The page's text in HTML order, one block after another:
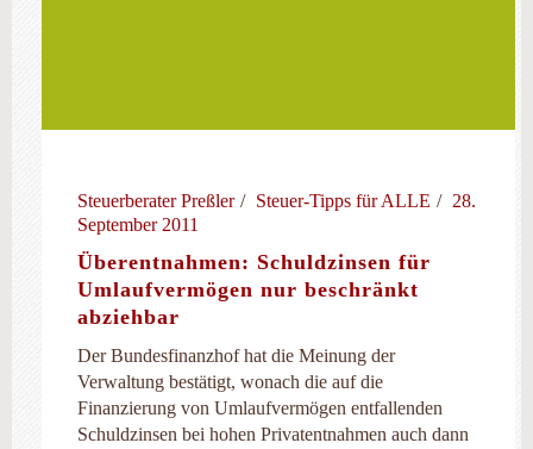
Steuerberater Preßler Steuer-Tipps für ALLE
28.
September 2011
Überentnahmen: Schuldzinsen für
Umlaufvermögen nur beschränkt
abziehbar
Der Bundesfinanzhof hat die Meinung der
Verwaltung bestätigt, wonach die auf die
Finanzierung von Umlaufvermögen entfallenden
Schuldzinsen bei hohen Privatentnahmen auch dann